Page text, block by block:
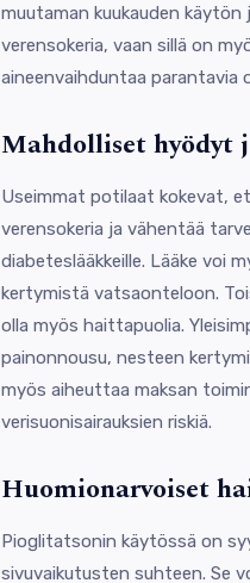
muutaman kuukauden käytön
verensokeria, vaan sillä on
aineenvaihduntaa parantavia
Mahdolliset hyödyt
Useimmat potilaat kokevat,
verensokeria ja vähentää
diabeteslääkkeille. Lääke voi
kertymistä vatsaonteloon.
olla myös haittapuolia.
painonnousu, nesteen
myös aiheuttaa maksan
verisuonisairauksien riskiä.
Huomionarvoiset
Pioglitatsonin käytössä on
sivuvaikutusten suhteen. Se